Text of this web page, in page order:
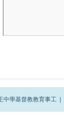
中學基督教教育事工